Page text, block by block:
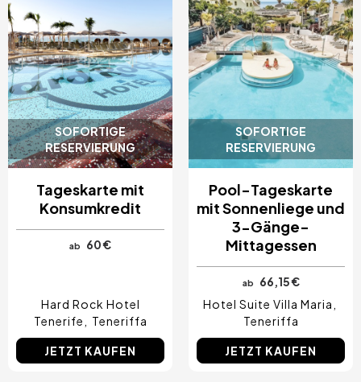
SOFORTIGE
RESERVIERUNG
Tageskarte mit
Konsumkredit
ab 60 €
Hard Rock Hotel
Tenerife
Teneriffa
JETZT KAUFEN
SOFORTIGE
RESERVIERUNG
Pool-Tageskarte
mit Sonnenliege und
3-Gänge-
Mittagessen
ab
66,15 €
Hotel Suite Villa Maria
Teneriffa
JETZT KAUFEN